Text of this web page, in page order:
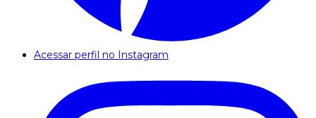
Acessar perfil no Instagram